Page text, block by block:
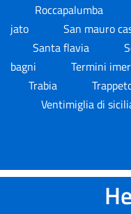
Roccapalumba
jato
San mauro
Santa flavia
bagni
Termini
Trabia
Ventimiglia di